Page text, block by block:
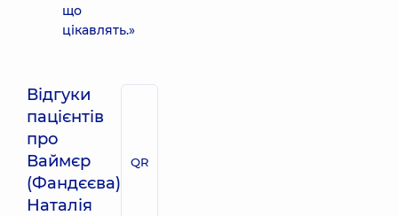
що
цікавлять.»
Відгуки
пацієнтів
про
Ваймєр
(Фандєєва)
Наталія
QR